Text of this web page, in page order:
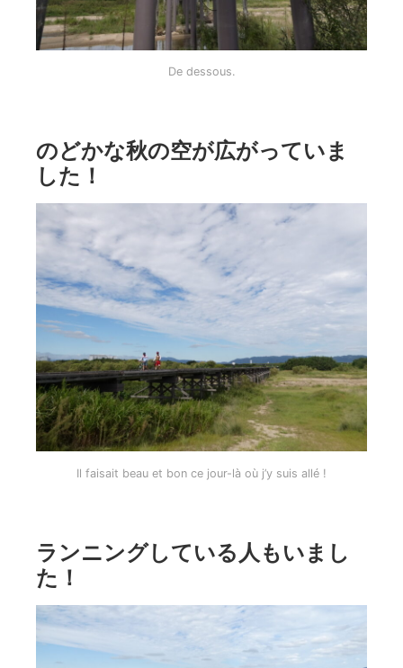
De dessous.
のどかな秋の空が広がっていま
した！
Il faisait beau et bon ce jour-là où j’y suis allé !
ランニングしている人もいまし
た！